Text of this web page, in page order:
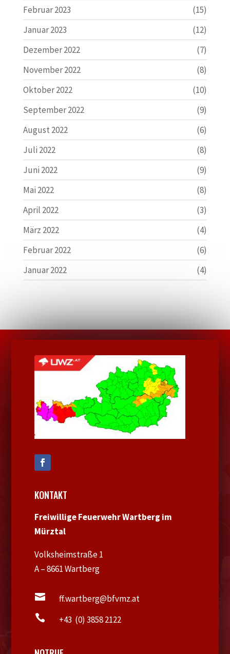
Februar 2023
(15)
Januar 2023
(12)
Dezember 2022
(7)
November 2022
(8)
Oktober 2022
(10)
September 2022
(9)
August 2022
(6)
Juli 2022
(8)
Juni 2022
(9)
Mai 2022
(8)
April 2022
(3)
März 2022
(4)
Februar 2022
(6)
Januar 2022
(4)
KONTAKT
Freiwillige Feuerwehr Wartberg im
Mürztal
Volksheimstraße 1
A – 8661 Wartberg
 ff.wartberg@bfvmz.at
 +43 (0) 3858 2122